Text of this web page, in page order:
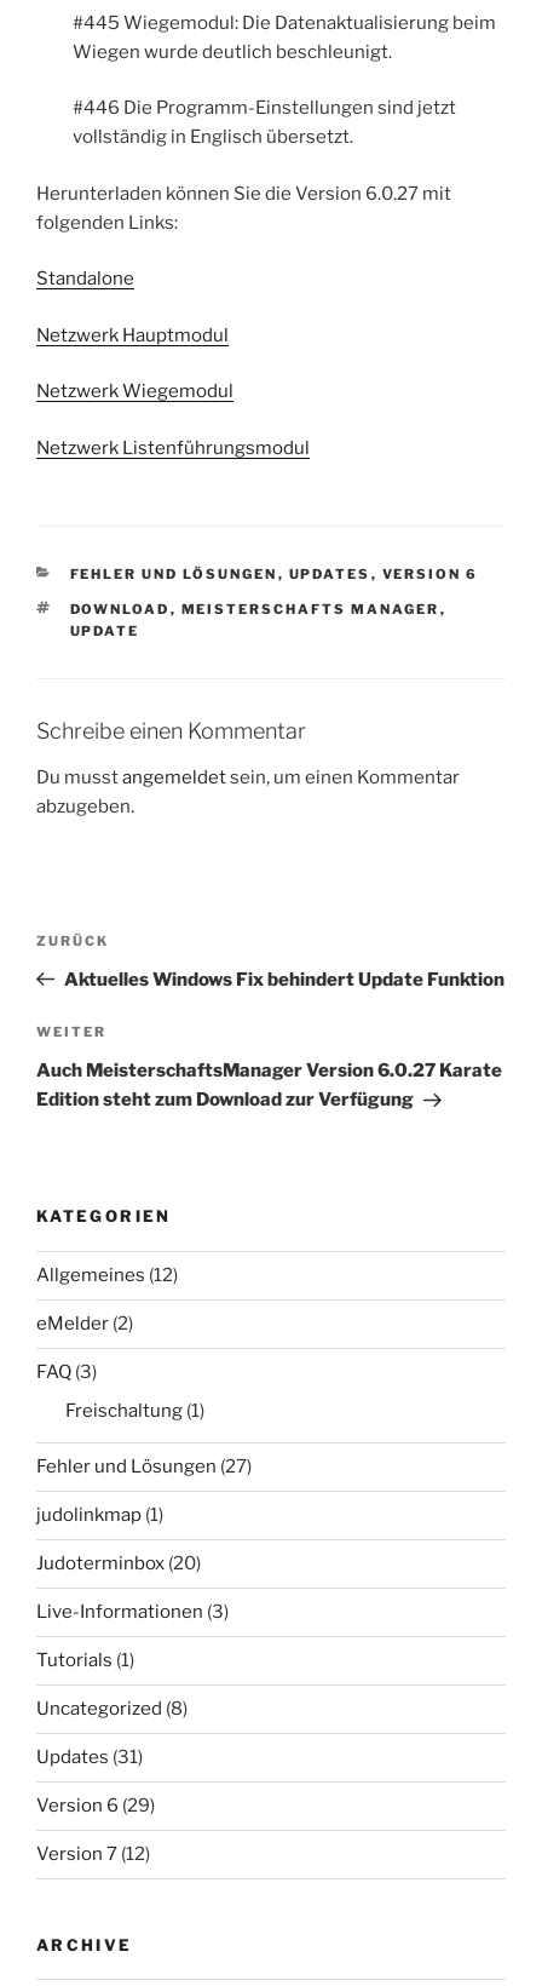
#445 Wiegemodul: Die Datenaktualisierung beim
Wiegen wurde deutlich beschleunigt.
#446 Die Programm-Einstellungen sind jetzt
vollständig in Englisch übersetzt.
Herunterladen können Sie die Version 6.0.27 mit
folgenden Links:
Standalone
Netzwerk Hauptmodul
Netzwerk Wiegemodul
Netzwerk Listenführungsmodul
KATEGORIEN
FEHLER UND LÖSUNGEN , UPDATES , VERSION 6
SCHLAGWÖRTER
DOWNLOAD , MEISTERSCHAFTS MANAGER ,
UPDATE
Schreibe einen Kommentar
Du musstangemeldetsein, um einen Kommentar
abzugeben.
Beitragsnavigation
Vorheriger
Beitrag
ZURÜCK
Aktuelles Windows Fix behindert Update Funktion
Nächster
Beitrag
WEITER
Auch MeisterschaftsManager Version 6.0.27 Karate
Edition steht zum Download zur Verfügung
KATEGORIEN
Allgemeines (12)
eMelder (2)
FAQ (3)
Freischaltung (1)
Fehler und Lösungen (27)
judolinkmap (1)
Judoterminbox (20)
Live-Informationen (3)
Tutorials (1)
Uncategorized (8)
Updates (31)
Version 6 (29)
Version 7 (12)
ARCHIVE